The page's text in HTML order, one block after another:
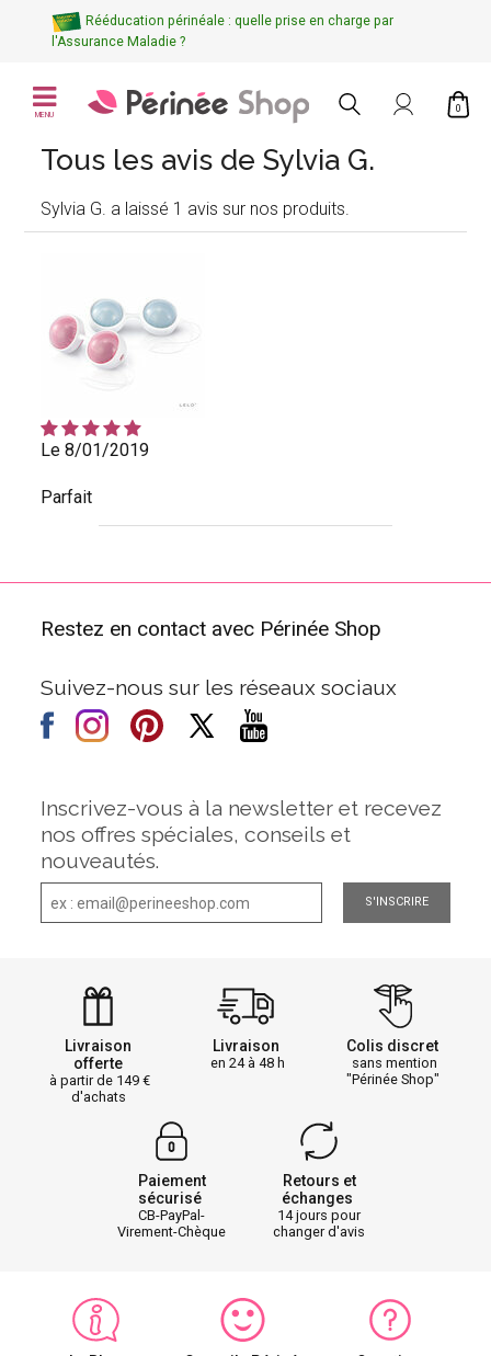
Rééducation périnéale : quelle prise en charge par
l'Assurance Maladie ?
MENU
0
Tous les avis de Sylvia G.
Sylvia G. a laissé 1 avis sur nos produits.
Le 8/01/2019
Parfait
Restez en contact avec Périnée Shop
Suivez-nous sur les réseaux sociaux
Inscrivez-vous à la newsletter et recevez
nos offres spéciales, conseils et
nouveautés.
S'INSCRIRE
Livraison
offerte
à partir de 149
d'achats
Livraison
en 24 à 48 h
Colis discret
sans mention
"Périnée Shop"
Paiement
sécurisé
CB-PayPal-
Virement-Chèque
Retours et
échanges
14 jours pour
changer d'avis